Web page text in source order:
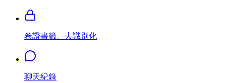
卷證書籤、去識別化
聊天紀錄